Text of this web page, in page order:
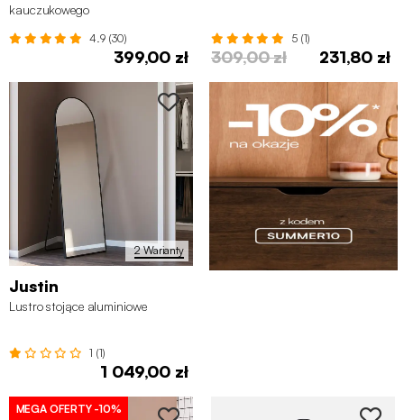
kauczukowego
4.9 (30)
399,00 zł
5 (1)
309,00 zł 231,80 zł
2 Warianty
Justin
Lustro stojące aluminiowe
1 (1)
1 049,00 zł
MEGA OFERTY -10%